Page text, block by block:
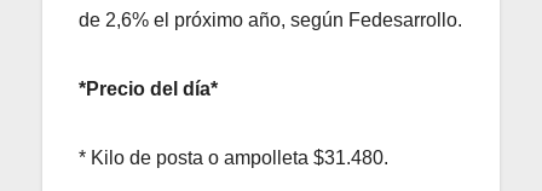
de 2,6% el próximo año, según Fedesarrollo.
*Precio del día*
* Kilo de posta o ampolleta $31.480.